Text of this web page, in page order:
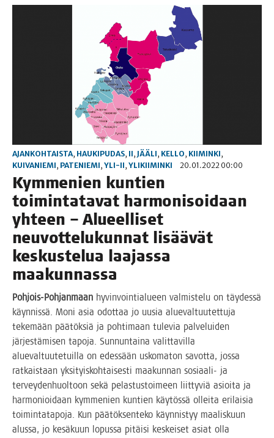
AJANKOHTAISTA, HAUKIPUDAS, II, JÄÄLI, KELLO, KIIMINKI,
KUIVANIEMI, PATENIEMI, YLI-II, YLIKIIMINKI 20.01.2022 00:00
Kym­me­nien kun­tien
toi­min­ta­ta­vat har­mo­ni­soi­daan
yhteen – Alu­eel­li­set
neu­vot­te­lu­kun­nat lisää­vät
kes­kus­te­lua laa­jas­sa
maakunnassa
Poh­jois-Poh­jan­maan hyvin­voin­tia­lu­een val­mis­te­lu on täy­des­sä
käyn­nis­sä. Moni asia odot­taa jo uusia alue­val­tuu­tet­tu­ja
teke­mään pää­tök­siä ja poh­ti­maan tule­via pal­ve­lui­den
jär­jes­tä­mi­sen tapo­ja. Sun­nun­tai­na valit­ta­vil­la
alue­val­tuu­te­tuil­la on edes­sään usko­ma­ton savot­ta, jos­sa
rat­kais­taan yksi­tyis­koh­tai­ses­ti maa­kun­nan sosi­aa­li- ja
ter­vey­den­huol­toon sekä pelas­tus­toi­meen liit­ty­viä asioi­ta ja
har­mo­nioi­daan kym­me­nien kun­tien käy­tös­sä ollei­ta eri­lai­sia
toi­min­ta­ta­po­ja. Kun pää­tök­sen­te­ko käyn­nis­tyy maa­lis­kuun
alus­sa, jo kesä­kuun lopus­sa pitäi­si kes­kei­set asiat olla